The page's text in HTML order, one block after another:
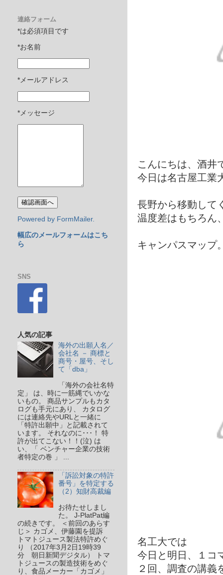
こんにちは、酒井
今日は名古屋工業
長野から移動して
温度差はもちろん
キャンパスマップ
名工大では
今日と明日、１コ
２回、調査の講義
連絡フォーム
*は必須項目です
*お名前
*メールアドレス
*メッセージ
Powered by FormMailer.
幅広のメールフォームはこち
ら
SNS
人気の記事
海外の出願人名／
会社名 － 商標と
商号・屋号、そし
て「dba」
「海外の会社名特
定」 は、時に一筋縄でいかな
いもの。 商品サンプルもカタ
ログも手元にあり、 カタログ
には連絡先やURLと一緒に
「特許出願中」と記載されて
います。 それなのに･･･！ 特
許が出てこない！！(泣) は
い、「 ベンチャー企業の技術
者特定の巻 」 ...
「訴訟対象の特許
番号」を特定する
（2）知財高裁編
お待たせしまし
た。 J-PlatPat編
の続きです。 ＜前回のあらす
じ＞ カゴメ、伊藤園を提訴
トマトジュース製法特許めぐ
り （2017年3月2日19時39
分 朝日新聞デジタル） トマ
トジュースの製造技術をめぐ
り、食品メーカー「カゴメ」